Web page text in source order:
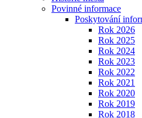
Povinné informace
Poskytování
Rok 2026
Rok 2025
Rok 2024
Rok 2023
Rok 2022
Rok 2021
Rok 2020
Rok 2019
Rok 2018